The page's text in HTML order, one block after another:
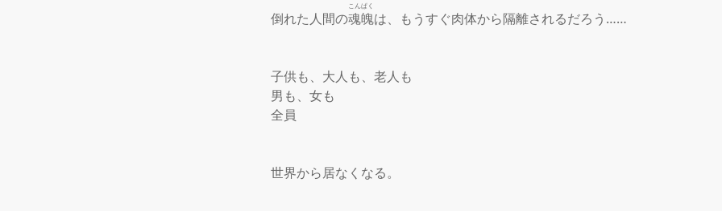
倒れた人間の魂魄
こんぱく
は、もうすぐ肉体から隔離されるだろう……
子供も、大人も、老人も
男も、女も
全員
世界から居なくなる。